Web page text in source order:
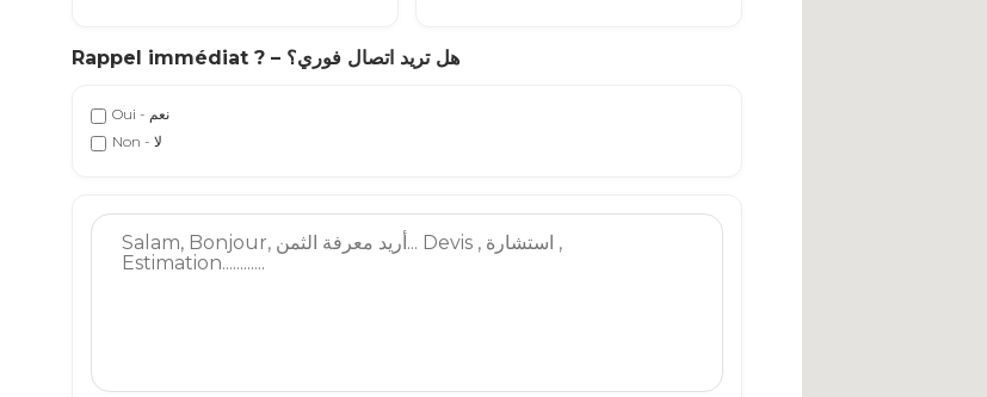
Rappel immédiat ? – هل تريد اتصال فوري؟
Oui - نعم
Non - لا